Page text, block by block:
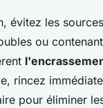
évitez les
ou
rincez
pour éliminer